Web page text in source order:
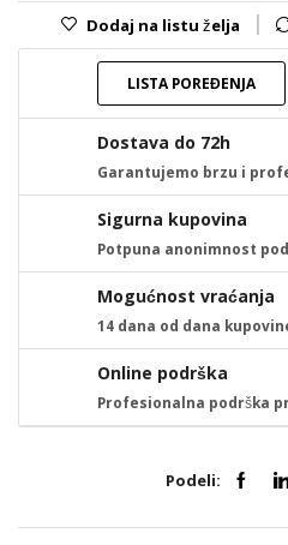
Dodaj na listu želja
LISTA POREĐENJA
Dostava do 72h
Garantujemo brzu i
Sigurna kupovina
Potpuna anonimnost
Mogućnost vraćanja
14 dana od dana
Online podrška
Profesionalna podrška
Podeli: